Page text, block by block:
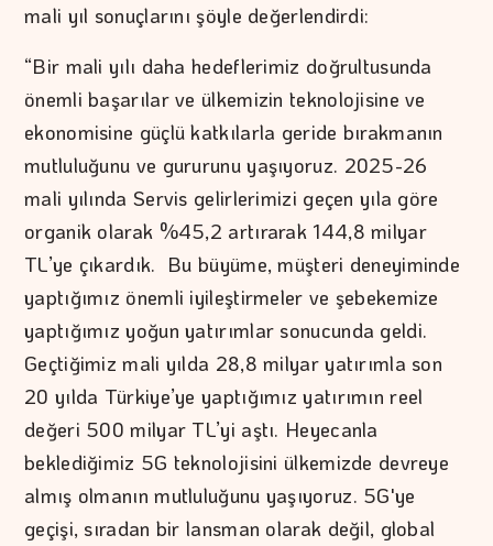
mali yıl sonuçlarını şöyle değerlendirdi:
“Bir mali yılı daha hedeflerimiz doğrultusunda
önemli başarılar ve ülkemizin teknolojisine ve
ekonomisine güçlü katkılarla geride bırakmanın
mutluluğunu ve gururunu yaşıyoruz. 2025-26
mali yılında Servis gelirlerimizi geçen yıla göre
organik olarak %45,2 artırarak 144,8 milyar
TL’ye çıkardık. Bu büyüme, müşteri deneyiminde
yaptığımız önemli iyileştirmeler ve şebekemize
yaptığımız yoğun yatırımlar sonucunda geldi.
Geçtiğimiz mali yılda 28,8 milyar yatırımla son
20 yılda Türkiye’ye yaptığımız yatırımın reel
değeri 500 milyar TL’yi aştı. Heyecanla
beklediğimiz 5G teknolojisini ülkemizde devreye
almış olmanın mutluluğunu yaşıyoruz. 5G'ye
geçişi, sıradan bir lansman olarak değil, global